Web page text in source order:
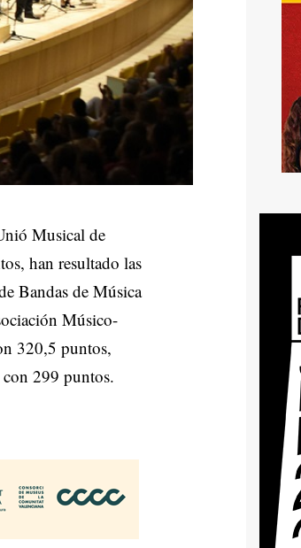
Musical de
han resultado las
Bandas de Música
Músico-
320,5 puntos,
299 puntos.